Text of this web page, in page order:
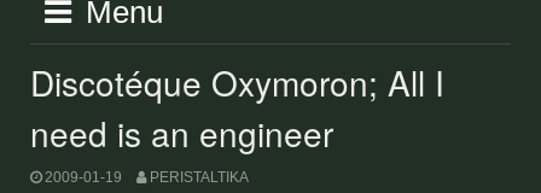
Menu
Discotéque Oxymoron; All I
need is an engineer
2009-01-19 PERISTALTIKA